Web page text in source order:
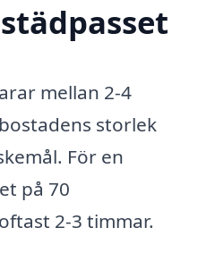
mellan 2-4
storlek
För en
på 70
2-3 timmar.